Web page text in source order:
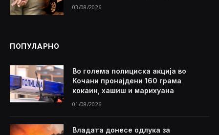
03/08/2026
ПОПУЛАРНО
Во голема полициска акција во
Кочани пронајдени 160 грама
кокаин, хашиш и марихуана
01/08/2026
Владата донесе одлука за